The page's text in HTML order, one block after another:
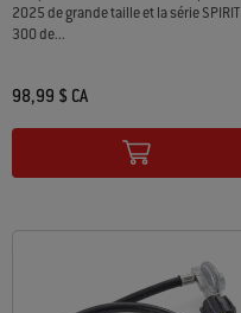
2025 de grande taille et la série SPIRIT
300 de...
98,99 $ CA
Color Options